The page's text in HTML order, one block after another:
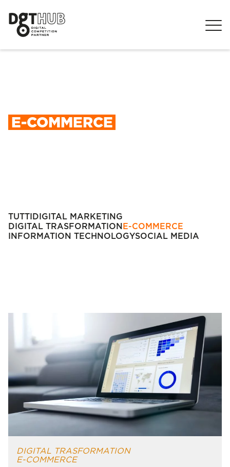
E-COMMERCE
TUTTIDIGITAL MARKETING
DIGITAL TRASFORMATIONE-COMMERCE
INFORMATION TECHNOLOGYSOCIAL MEDIA
AL SERVIZIO DELLA STRATEGIA">
DIGITAL TRASFORMATION
E-COMMERCE